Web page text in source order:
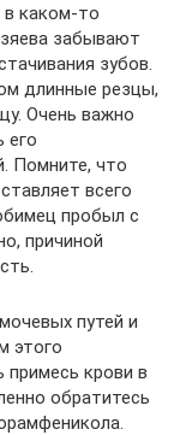
каком-то
забывают
зубов.
длинные резцы,
Очень важно
его
Помните, что
всего
пробыл с
причиной
путей и
этого
примесь крови в
обратитесь